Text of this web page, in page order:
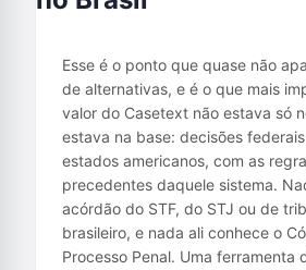
Esse é o ponto que quase não
de alternativas, e é o que mais
valor do Casetext não estava só
estava na base: decisões
estados americanos, com as
precedentes daquele sistema.
acórdão do STF, do STJ ou de
brasileiro, e nada ali conhece o
Processo Penal. Uma ferramenta